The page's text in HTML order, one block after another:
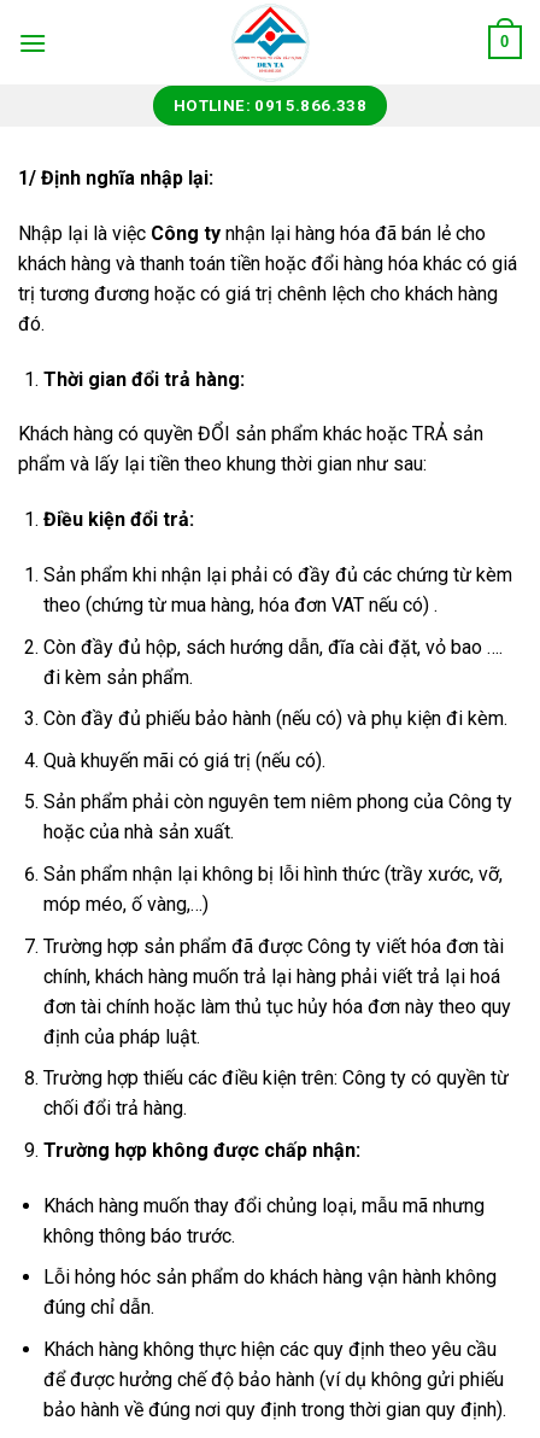
0
HOTLINE: 0915.866.338
1/ Định nghĩa nhập lại:
Nhập lại là việc Công ty nhận lại hàng hóa đã bán lẻ cho
khách hàng và thanh toán tiền hoặc đổi hàng hóa khác có giá
trị tương đương hoặc có giá trị chênh lệch cho khách hàng
đó.
Thời gian đổi trả hàng:
Khách hàng có quyền ĐỔI sản phẩm khác hoặc TRẢ sản
phẩm và lấy lại tiền theo khung thời gian như sau:
Điều kiện đổi trả:
Sản phẩm khi nhận lại phải có đầy đủ các chứng từ kèm
theo (chứng từ mua hàng, hóa đơn VAT nếu có) .
Còn đầy đủ hộp, sách hướng dẫn, đĩa cài đặt, vỏ bao ….
đi kèm sản phẩm.
Còn đầy đủ phiếu bảo hành (nếu có) và phụ kiện đi kèm.
Quà khuyến mãi có giá trị (nếu có).
Sản phẩm phải còn nguyên tem niêm phong của Công ty
hoặc của nhà sản xuất.
Sản phẩm nhận lại không bị lỗi hình thức (trầy xước, vỡ,
móp méo, ố vàng,…)
Trường hợp sản phẩm đã được Công ty viết hóa đơn tài
chính, khách hàng muốn trả lại hàng phải viết trả lại hoá
đơn tài chính hoặc làm thủ tục hủy hóa đơn này theo quy
định của pháp luật.
Trường hợp thiếu các điều kiện trên: Công ty có quyền từ
chối đổi trả hàng.
Trường hợp không được chấp nhận:
Khách hàng muốn thay đổi chủng loại, mẫu mã nhưng
không thông báo trước.
Lỗi hỏng hóc sản phẩm do khách hàng vận hành không
đúng chỉ dẫn.
Khách hàng không thực hiện các quy định theo yêu cầu
để được hưởng chế độ bảo hành (ví dụ không gửi phiếu
bảo hành về đúng nơi quy định trong thời gian quy định).